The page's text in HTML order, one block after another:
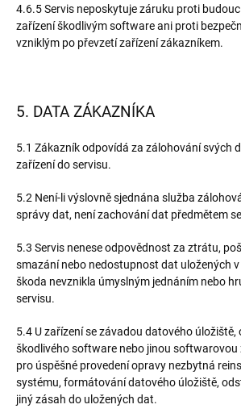
4.6.5 Servis neposkytuje záruku proti
zařízení škodlivým software ani proti
vzniklým po převzetí zařízení zákazníkem.
5. DATA ZÁKAZNÍKA
5.1 Zákazník odpovídá za zálohování svých
zařízení do servisu.
5.2 Není-li výslovně sjednána služba
správy dat, není zachování dat předmětem
5.3 Servis nenese odpovědnost za ztrátu,
smazání nebo nedostupnost dat uložených v
škoda nevznikla úmyslným jednáním nebo
servisu.
5.4 U zařízení se závadou datového úložiště,
škodlivého software nebo jinou softwarovou
pro úspěšné provedení opravy nezbytná
systému, formátování datového úložiště,
jiný zásah do uložených dat.